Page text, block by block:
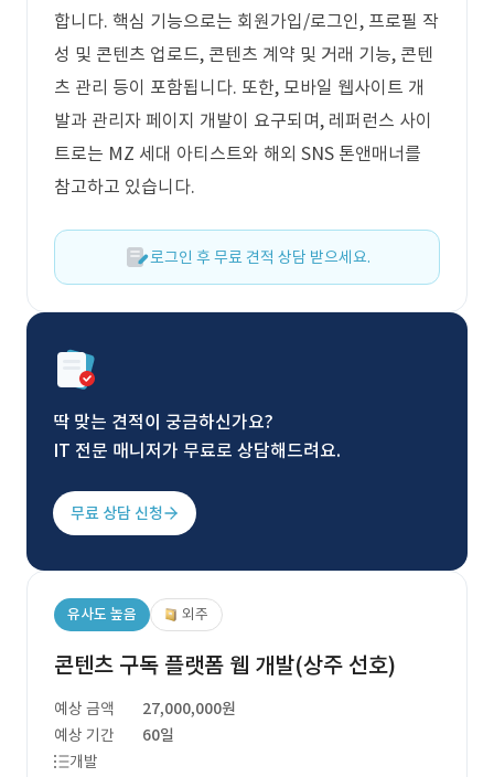
합니다. 핵심 기능으로는 회원가입/로그인, 프로필 작
성 및 콘텐츠 업로드, 콘텐츠 계약 및 거래 기능, 콘텐
츠 관리 등이 포함됩니다. 또한, 모바일 웹사이트 개
발과 관리자 페이지 개발이 요구되며, 레퍼런스 사이
트로는 MZ 세대 아티스트와 해외 SNS 톤앤매너를
참고하고 있습니다.
로그인 후 무료 견적 상담 받으세요.
딱 맞는 견적이 궁금하신가요?
IT 전문 매니저가 무료로 상담해드려요.
무료 상담 신청
유사도 높음 외주
콘텐츠 구독 플랫폼 웹 개발(상주 선호)
예상 금액
27,000,000원
예상 기간
60일
개발